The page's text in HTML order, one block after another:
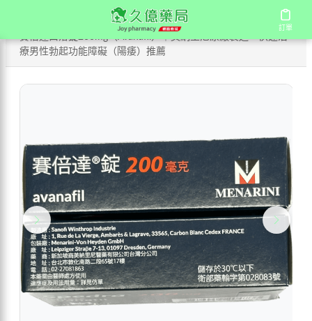
訂單
訂單
國產壯陽藥
/
賽倍達口溶錠200mg（Avanafil）｜美納里尼原廠製造・快速治
療男性勃起功能障礙（陽痿）推薦